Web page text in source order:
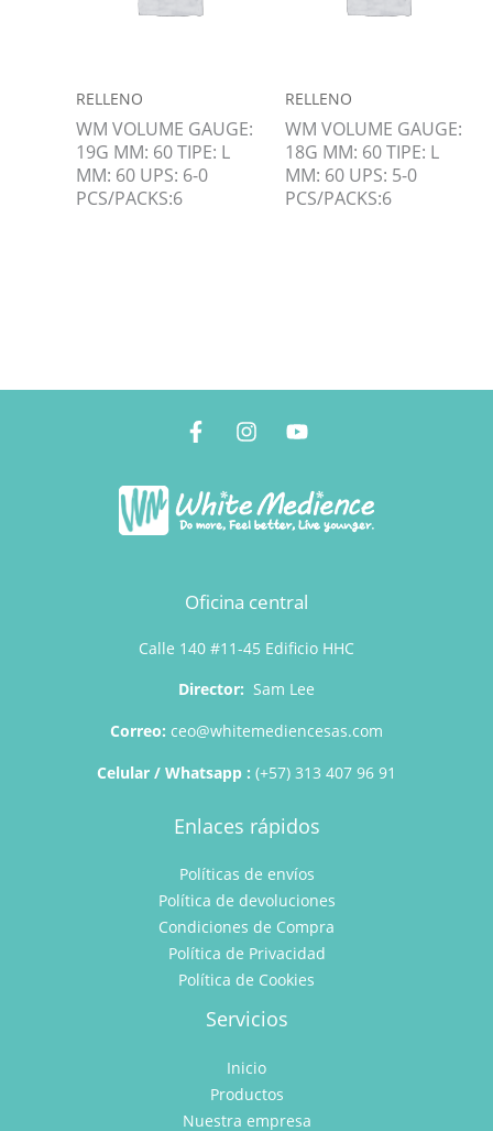
RELLENO
WM VOLUME GAUGE:
19G MM: 60 TIPE: L
MM: 60 UPS: 6-0
PCS/PACKS:6
RELLENO
WM VOLUME GAUGE:
18G MM: 60 TIPE: L
MM: 60 UPS: 5-0
PCS/PACKS:6
Oficina central
Calle 140 #11-45 Edificio HHC
Director: Sam Lee
Correo: ceo@whitemediencesas.com
Celular / Whatsapp : (+57) 313 407 96 91
Enlaces rápidos
Políticas de envíos
Política de devoluciones
Condiciones de Compra
Política de Privacidad
Política de Cookies
Servicios
Inicio
Productos
Nuestra empresa